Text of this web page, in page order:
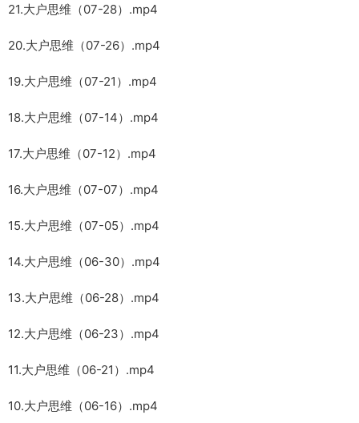
21.大户思维（07-28）.mp4
20.大户思维（07-26）.mp4
19.大户思维（07-21）.mp4
18.大户思维（07-14）.mp4
17.大户思维（07-12）.mp4
16.大户思维（07-07）.mp4
15.大户思维（07-05）.mp4
14.大户思维（06-30）.mp4
13.大户思维（06-28）.mp4
12.大户思维（06-23）.mp4
11.大户思维（06-21）.mp4
10.大户思维（06-16）.mp4